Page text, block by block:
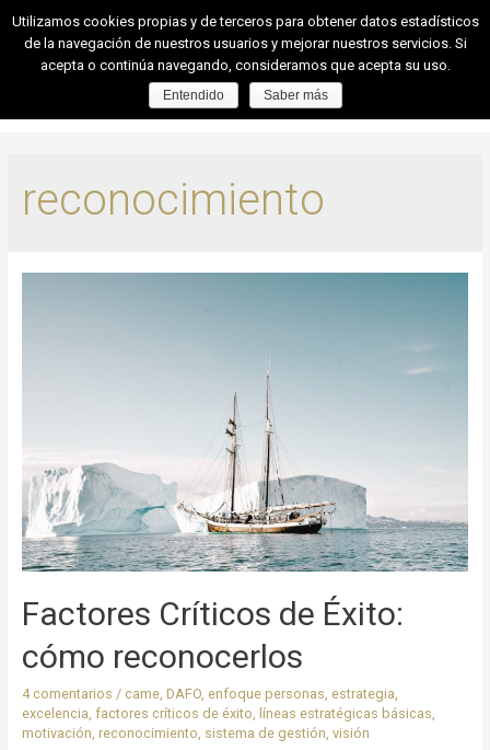
reconocimiento
Factores Críticos de Éxito:
cómo reconocerlos
4 comentarios / came, DAFO, enfoque personas estrategia
excelencia factores críticos de éxito líneas estratégicas básicas
motivación reconocimiento sistema de gestión visión
Utilizamos cookies propias y de terceros para obtener datos estadísticos
de la navegación de nuestros usuarios y mejorar nuestros servicios. Si
acepta o continúa navegando, consideramos que acepta su uso.
Entendido Saber más